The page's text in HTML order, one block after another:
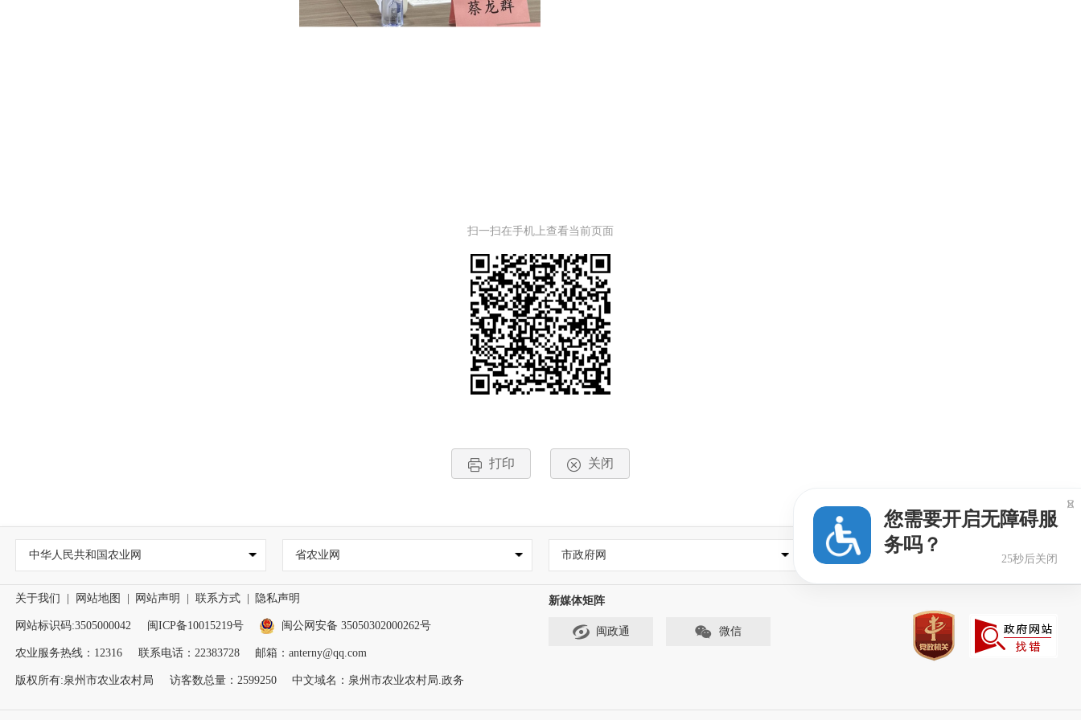
扫一扫在手机上查看当前页面
打印 关闭
中华人民共和国农业网 省农业网 市政府网 县（市、区）农业网
关于我们 | 网站地图 | 网站声明 | 联系方式 | 隐私声明
网站标识码:3505000042 闽ICP备10015219号 闽公网安备 35050302000262号
农业服务热线：12316 联系电话：22383728 邮箱：anterny@qq.com
版权所有:泉州市农业农村局 访客数总量： 2599250 中文域名：泉州市农业农村局.政务
新媒体矩阵
闽政通 微信
您需要开启无障碍服
务吗？
25秒后关闭
